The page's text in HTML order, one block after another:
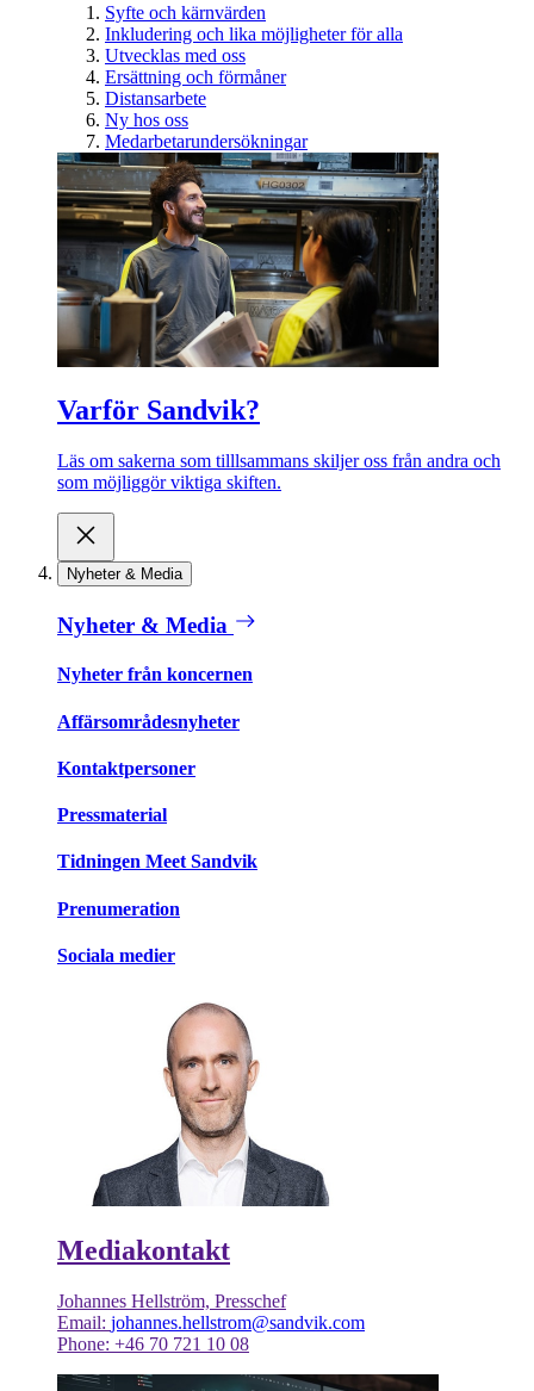
Syfte och kärnvärden
Inkludering och lika möjligheter för alla
Utvecklas med oss
Ersättning och förmåner
Distansarbete
Ny hos oss
Medarbetarundersökningar
Varför Sandvik?
Läs om sakerna som tilllsammans skiljer oss från andra och
som möjliggör viktiga skiften.
Nyheter & Media
Nyheter & Media
Nyheter från koncernen
Affärsområdesnyheter
Kontaktpersoner
Pressmaterial
Tidningen Meet Sandvik
Prenumeration
Sociala medier
Mediakontakt
Johannes Hellström, Presschef
Email: johannes.hellstrom@sandvik.com
Phone: +46 70 721 10 08